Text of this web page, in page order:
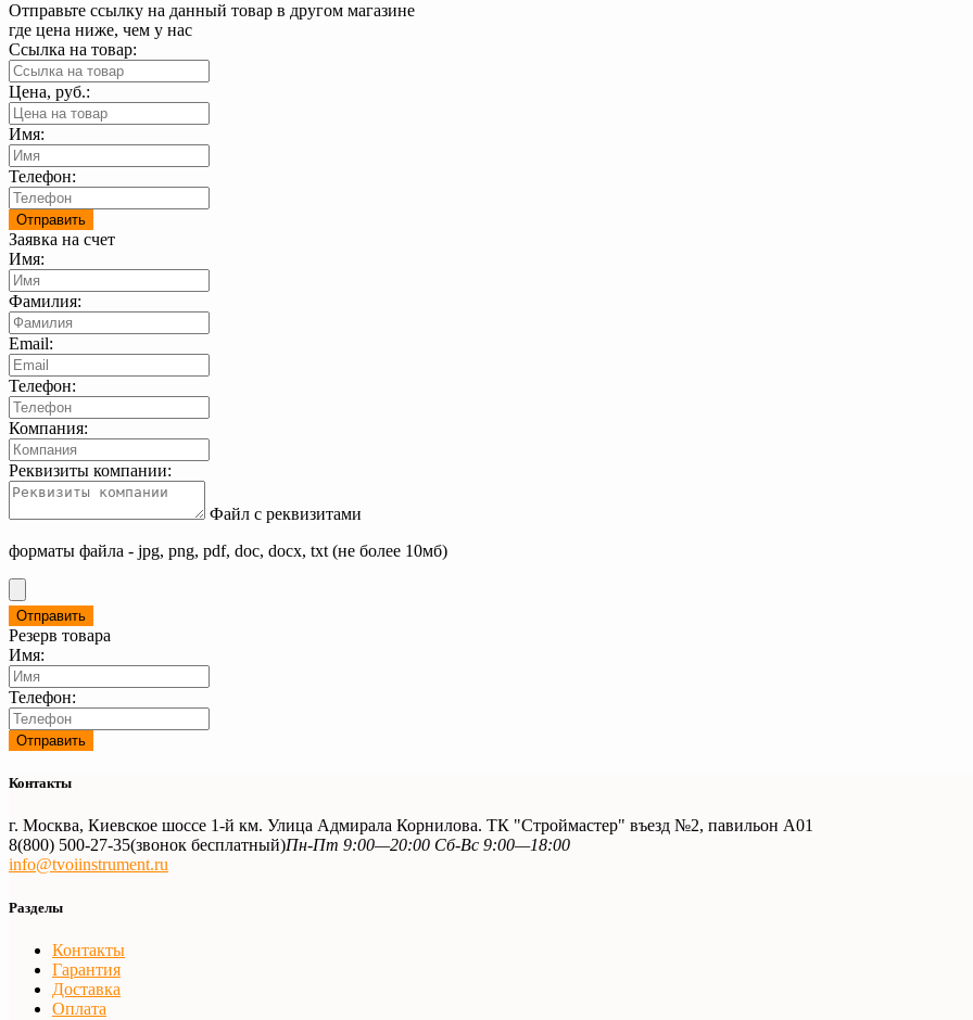
Отправьте ссылку на данный товар в другом магазине
где цена ниже, чем у нас
Ссылка на товар:
Цена, руб.:
Имя:
Телефон:
Заявка на счет
Имя:
Фамилия:
Email:
Телефон:
Компания:
Реквизиты компании:
Файл с реквизитами
форматы файла - jpg, png, pdf, doc, docx, txt (не более 10мб)
Резерв товара
Имя:
Телефон:
Контакты
г. Москва, Киевское шоссе 1-й км. Улица Адмирала Корнилова. ТК "Строймастер" въезд №2, павильон А01
8(800) 500-27-35(звонок бесплатный)Пн-Пт 9:00—20:00 Сб-Вс 9:00—18:00
info@tvoiinstrument.ru
Разделы
Контакты
Гарантия
Доставка
Оплата